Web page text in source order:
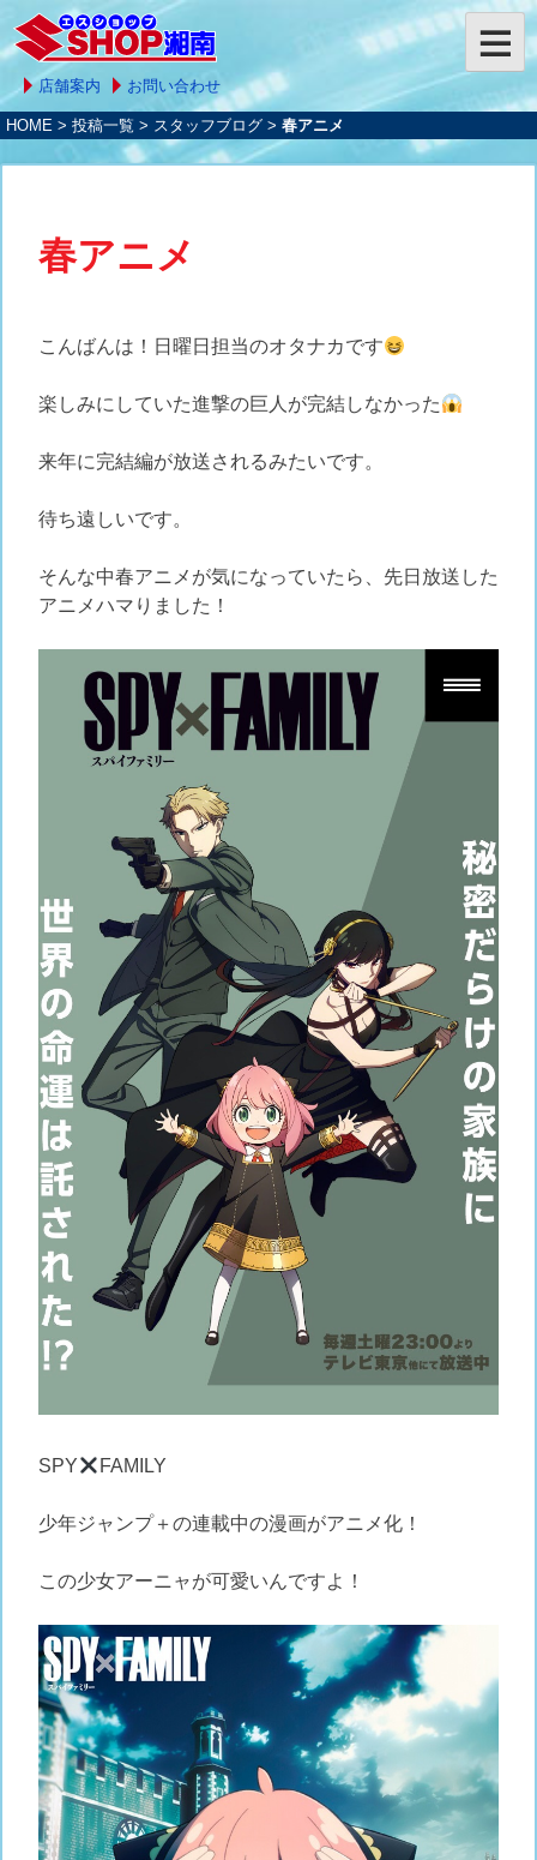
店舗案内 お問い合わせ
HOME > 投稿一覧 > スタッフブログ > 春アニメ
春アニメ
こんばんは！日曜日担当のオタナカです
楽しみにしていた進撃の巨人が完結しなかった
来年に完結編が放送されるみたいです。
待ち遠しいです。
そんな中春アニメが気になっていたら、先日放送した
アニメハマりました！
SPY FAMILY
少年ジャンプ＋の連載中の漫画がアニメ化！
この少女アーニャが可愛いんですよ！